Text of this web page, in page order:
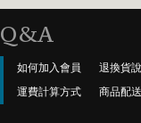
Q&A
如何加入會員
運費計算方式
退換貨
商品配